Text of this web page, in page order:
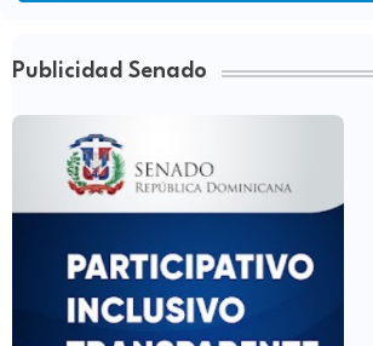
Publicidad Senado